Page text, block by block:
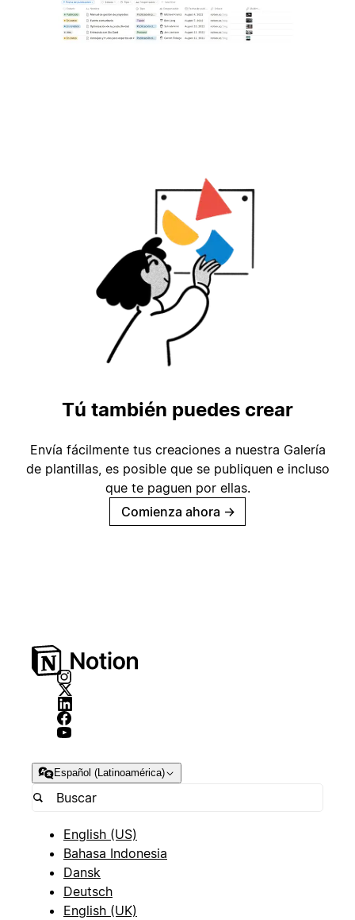
Tú también puedes crear
Envía fácilmente tus creaciones a nuestra Galería
de plantillas, es posible que se publiquen e incluso
que te paguen por ellas.
Comienza ahora →
Español (Latinoamérica)
English (US)
Bahasa Indonesia
Dansk
Deutsch
English (UK)